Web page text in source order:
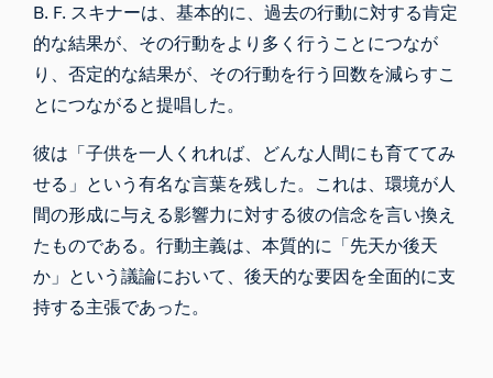
B. F. スキナーは、基本的に、過去の行動に対する肯定
的な結果が、その行動をより多く行うことにつなが
り、否定的な結果が、その行動を行う回数を減らすこ
とにつながると提唱した。
彼は「子供を一人くれれば、どんな人間にも育ててみ
せる」という有名な言葉を残した。これは、環境が人
間の形成に与える影響力に対する彼の信念を言い換え
たものである。行動主義は、本質的に 「先天か後天
か」 という議論において、後天的な要因を全面的に支
持する主張であった。